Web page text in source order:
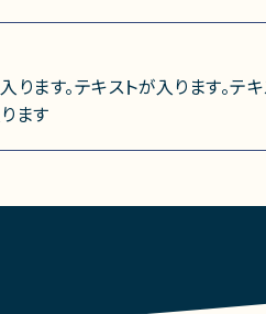
ります。テキストが入ります。テ
ます